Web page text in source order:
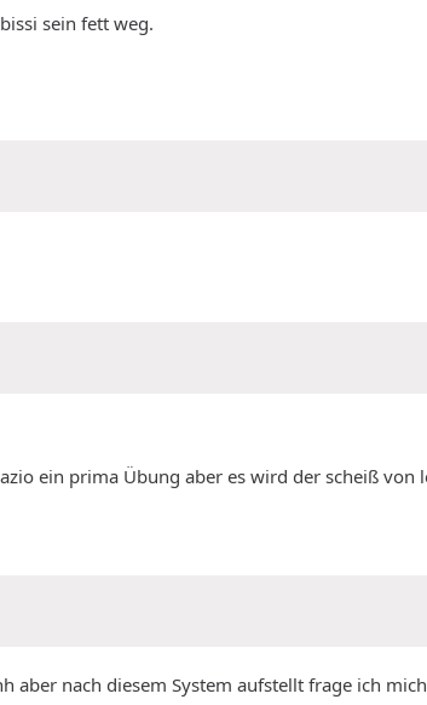
sein fett weg.
ein prima Übung aber es wird der scheiß von
aber nach diesem System aufstellt frage ich